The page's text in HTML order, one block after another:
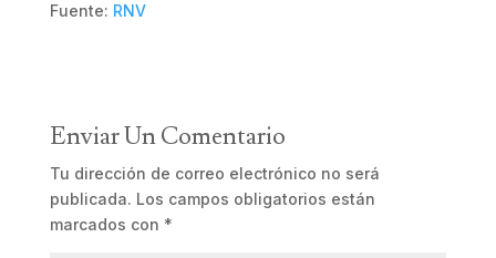
Fuente: RNV
Enviar Un Comentario
Tu dirección de correo electrónico no será
publicada. Los campos obligatorios están
marcados con *